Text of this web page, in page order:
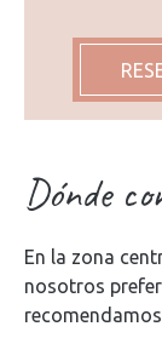
Dónde
En la zona
nosotros